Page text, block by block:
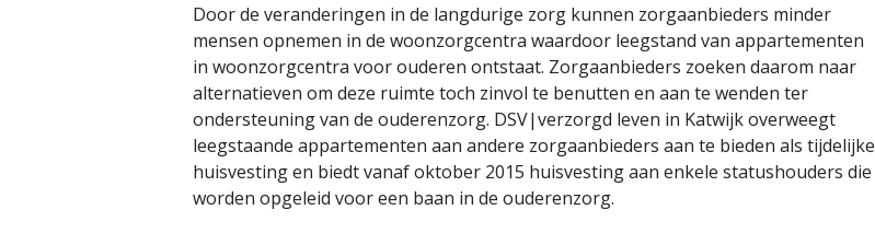
Door de veranderingen in de langdurige zorg kunnen zorgaanbieders minder
mensen opnemen in de woonzorgcentra waardoor leegstand van appartementen
in woonzorgcentra voor ouderen ontstaat. Zorgaanbieders zoeken daarom naar
alternatieven om deze ruimte toch zinvol te benutten en aan te wenden ter
ondersteuning van de ouderenzorg. DSV|verzorgd leven in Katwijk overweegt
leegstaande appartementen aan andere zorgaanbieders aan te bieden als tijdelijke
huisvesting en biedt vanaf oktober 2015 huisvesting aan enkele statushouders die
worden opgeleid voor een baan in de ouderenzorg.